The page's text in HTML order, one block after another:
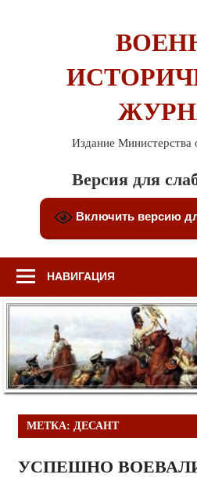
Издание Министерства
Версия для
Включить версию
НАВИГАЦИЯ
МЕТКА: ДЕСАНТ
УСПЕШНО